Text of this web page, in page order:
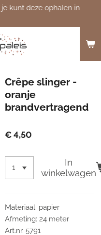
kunt deze ophalen in
Crêpe slinger -
oranje
brandvertragend
€ 4,50
In
winkelwagen
Materiaal: papier
Afmeting: 24 meter
Art.nr. 5791